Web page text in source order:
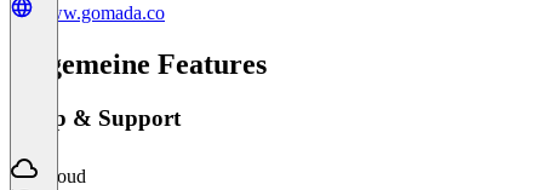
www.gomada.co
Allgemeine Features
Setup & Support
Cloud